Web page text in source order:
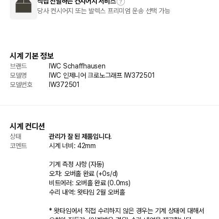
당사 컨시어지 또는 발렉스 프리미엄 운송 선택 가능
시계 기본 정보
브랜드
IWC Schaffhausen
모델명
IWC 인제니어 크로노그래프 IW372501
모델번호
IW372501
시계 컨디션
상태
관리가 잘 된 제품입니다.
코멘트
시계 너비: 42mm
기계 측정 사항 (자동)
오차: 오버홀 완료 (+0s/d)
비트에러: 오버홀 완료 (0.0ms)
수리 내역: 왓타임 2월 오버홀
* 왓타임에서 직접 수리하지 않은 경우는 기계 상태에 대해서